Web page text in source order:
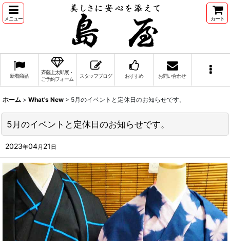
メニュー カート
新着商品
斉藤上太郎展・
ご予約フォーム
スタッフブログ おすすめ お問い合わせ
ホーム > What's New > 5月のイベントと定休日のお知らせです。
5月のイベントと定休日のお知らせです。
2023年04月 21 日